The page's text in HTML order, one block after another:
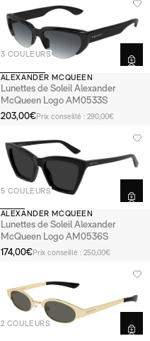
3 COULEURS
ALEXANDER MCQUEEN
Lunettes de Soleil Alexander
McQueen Logo AM0533S
203,00€Prix conseillé : 290,00€
5 COULEURS
ALEXANDER MCQUEEN
Lunettes de Soleil Alexander
McQueen Logo AM0536S
174,00€Prix conseillé : 250,00€
2 COULEURS